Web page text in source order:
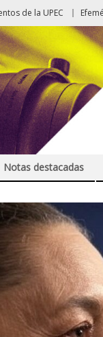
de la UPEC
Notas destacadas